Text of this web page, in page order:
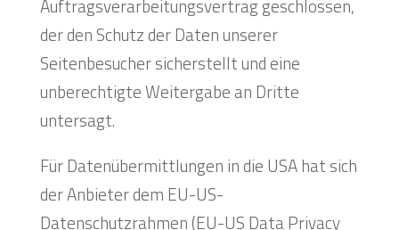
Auftragsverarbeitungsvertrag geschlossen,
der den Schutz der Daten unserer
Seitenbesucher sicherstellt und eine
unberechtigte Weitergabe an Dritte
untersagt.
Für Datenübermittlungen in die USA hat sich
der Anbieter dem EU-US-
Datenschutzrahmen (EU-US Data Privacy